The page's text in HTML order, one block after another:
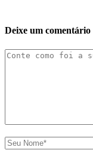
Deixe um comentário